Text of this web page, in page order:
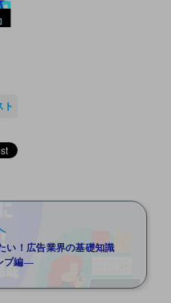
ト
い！広告業界の基礎知識
プ編―